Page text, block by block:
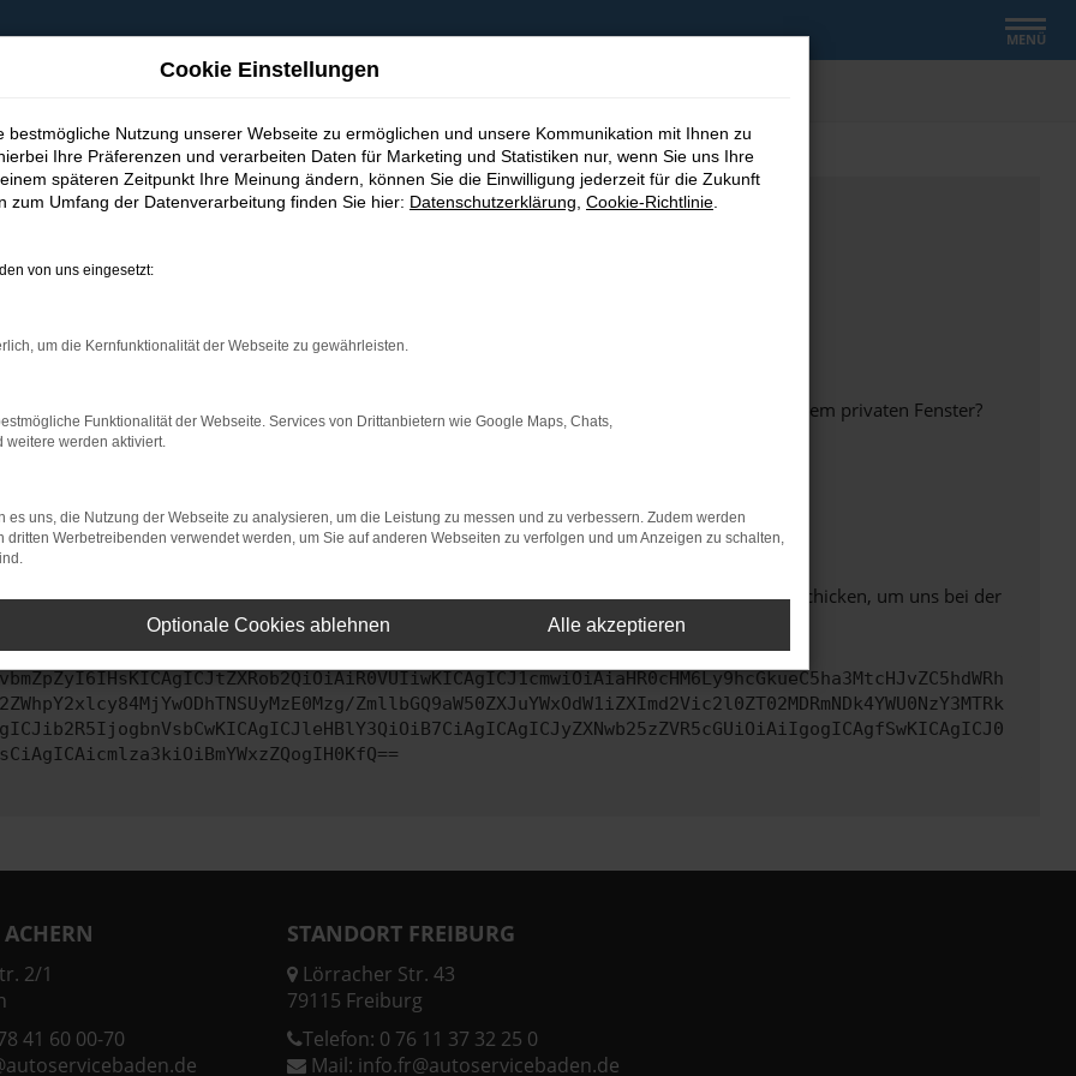
MENÜ
bestimmter Seiten verhindern. Funktioniert die Seite in einem anderen Browser oder in einem privaten Fenster?
beheben.
auf dem neuesten Stand sind.
kann auch dazu führen, dass bestimmte Funktionen nicht mehr unterstützt werden.
uns bitte. Wir werden versuchen, das Problem zu beheben. Du kannst uns diesen Text schicken, um uns bei der
ZmllbGQ9aW50ZXJuYWxOdW1iZXImd2Vic2l0ZT02MDRmNDk4YWU0NzY3MTRk
2/1
41 60 00-70
STANDORT FREIBURG
Lörracher Str. 43
79115 Freiburg
Telefon: 0 76 11 37 32 25 0
Mail: info.fr@autoservicebaden.de
Cookie Einstellungen
bestmögliche Nutzung unserer Webseite zu ermöglichen und unsere Kommunikation mit Ihnen zu
Ihre Präferenzen und verarbeiten Daten für Marketing und Statistiken nur, wenn Sie uns Ihre
späteren Zeitpunkt Ihre Meinung ändern, können Sie die Einwilligung jederzeit für die Zukunft
zum Umfang der Datenverarbeitung finden Sie hier: Datenschutzerklärung Cookie-Richtlinie
von uns eingesetzt:
um die Kernfunktionalität der Webseite zu gewährleisten.
Funktionalität der Webseite. Services von Drittanbietern wie Google Maps, Chats,
weitere werden aktiviert.
es uns, die Nutzung der Webseite zu analysieren, um die Leistung zu messen und zu verbessern. Zudem werden
dritten Werbetreibenden verwendet werden, um Sie auf anderen Webseiten zu verfolgen und um Anzeigen zu schalten,
Optionale Cookies ablehnen Alle akzeptieren